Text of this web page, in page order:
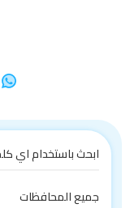
جميع المحافظات